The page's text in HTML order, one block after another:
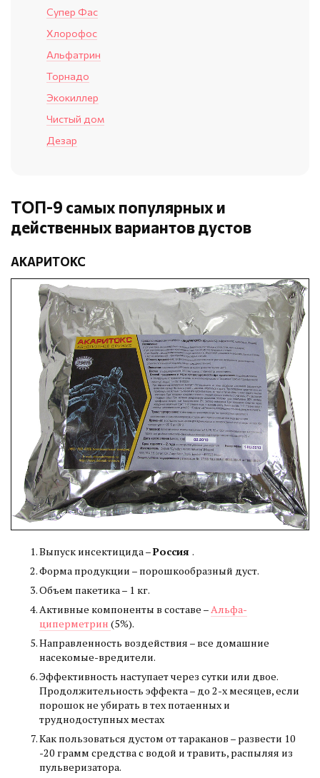
Супер Фас
Хлорофос
Альфатрин
Торнадо
Экокиллер
Чистый дом
Дезар
ТОП-9 самых популярных и
действенных вариантов дустов
АКАРИТОКС
Выпуск инсектицида –Россия .
Форма продукции – порошкообразный дуст.
Объем пакетика – 1 кг.
Активные компоненты в составе – Альфа-
циперметрин (5%).
Направленность воздействия – все домашние
насекомые-вредители.
Эффективность наступает через сутки или двое.
Продолжительность эффекта – до 2-х месяцев, если
порошок не убирать в тех потаенных и
труднодоступных местах
Как пользоваться дустом от тараканов – развести 10
-20 грамм средства с водой и травить, распыляя из
пульверизатора.